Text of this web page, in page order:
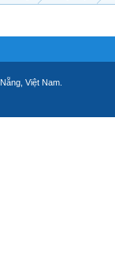
Việt Nam.